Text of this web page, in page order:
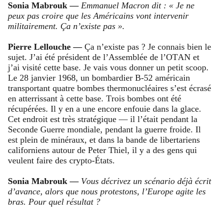
Sonia Mabrouk — Emmanuel Macron dit : « Je ne
peux pas croire que les Américains vont intervenir
militairement. Ça n’existe pas ».
Pierre Lellouche —Ça n’existe pas ? Je connais bien le
sujet. J’ai été président de l’Assemblée de l’OTAN et
j’ai visité cette base. Je vais vous donner un petit scoop.
Le 28 janvier 1968, un bombardier B-52 américain
transportant quatre bombes thermonucléaires s’est écrasé
en atterrissant à cette base. Trois bombes ont été
récupérées. Il y en a une encore enfouie dans la glace.
Cet endroit est très stratégique — il l’était pendant la
Seconde Guerre mondiale, pendant la guerre froide. Il
est plein de minéraux, et dans la bande de libertariens
californiens autour de Peter Thiel, il y a des gens qui
veulent faire des crypto-États.
Sonia Mabrouk — Vous décrivez un scénario déjà écrit
d’avance, alors que nous protestons, l’Europe agite les
bras. Pour quel résultat ?